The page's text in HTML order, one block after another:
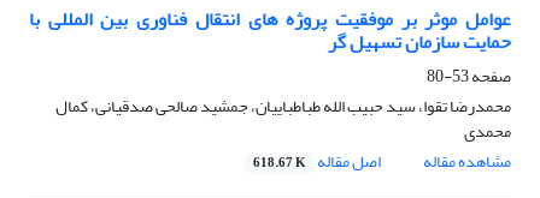
عوامل موثر بر موفقیت پروژه های انتقال فناوری بین المللی با
حمایت سازمان تسهیل گر
صفحه53-80
محمدرضا تقوا، سید حبیب الله طباطباییان، جمشید صالحی صدقیانی، کمال
محمدی
مشاهده مقاله
اصل مقاله 618.67 K